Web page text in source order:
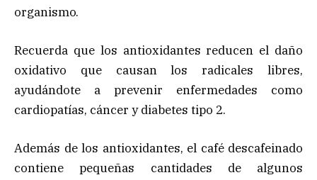
organismo.
Recuerda que los antioxidantes reducen el daño
oxidativo que causan los radicales libres,
ayudándote a prevenir enfermedades como
cardiopatías, cáncer y diabetes tipo 2.
Además de los antioxidantes, el café descafeinado
contiene pequeñas cantidades de algunos